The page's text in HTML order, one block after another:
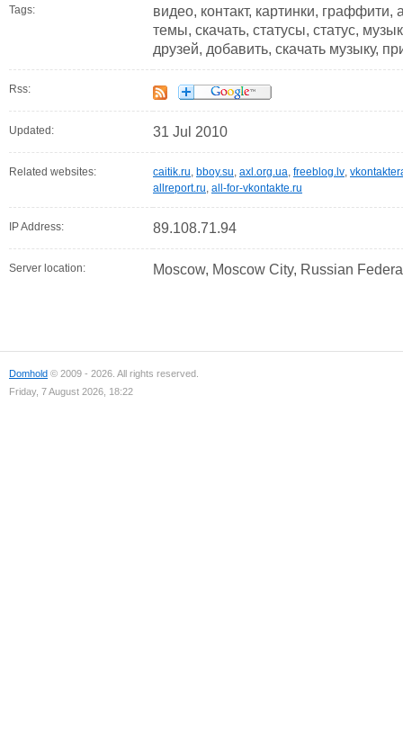
Tags:
видео, контакт, картинки, граффити,
темы, скачать, статусы, статус,
друзей, добавить, скачать музыку,
Rss:
Updated: 31 Jul 2010
Related websites: caitik.ru, bboy.su, axl.org.ua, freeblog.lv,
allreport.ru, all-for-vkontakte.ru
IP Address: 89.108.71.94
Server location: Moscow, Moscow City, Russian
Domhold © 2009 - 2026. All rights reserved.
Friday, 7 August 2026, 18:22